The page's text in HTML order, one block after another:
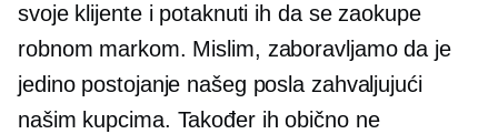
svoje klijente i potaknuti ih da se zaokupe
robnom markom. Mislim, zaboravljamo da je
jedino postojanje našeg posla zahvaljujući
našim kupcima. Također ih obično ne